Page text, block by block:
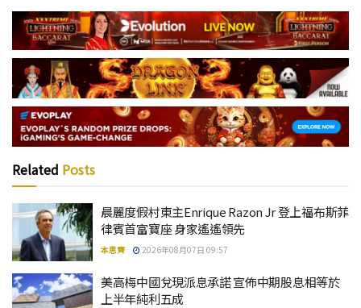
Related Posts
晨麗度假村東主Enrique Razon Jr 登上福布斯菲
律賓首富寶座 身家遙遙領先
本思齊 2026年08月07日 09:57
美高梅中國兌現派息承諾 宣佈中期股息相等於
上半年純利五成